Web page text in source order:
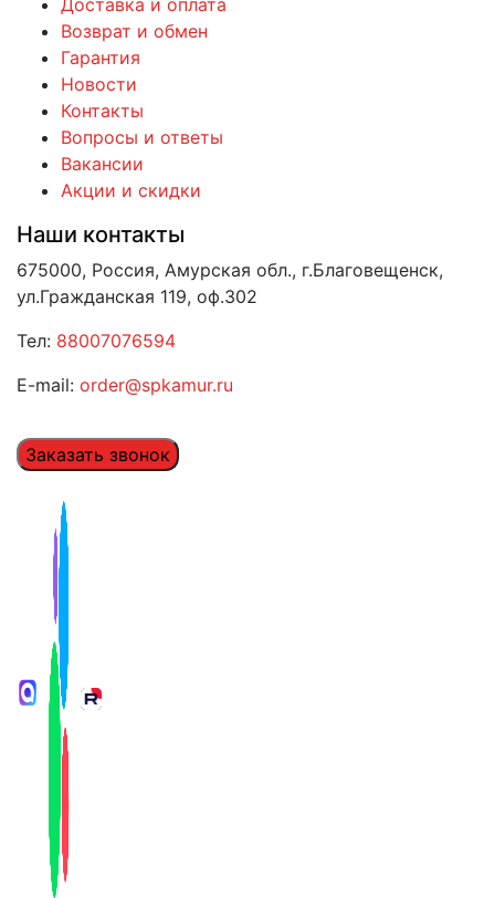
Доставка и оплата
Возврат и обмен
Гарантия
Новости
Контакты
Вопросы и ответы
Вакансии
Акции и скидки
Наши контакты
675000, Россия, Амурская обл., г.Благовещенск,
ул.Гражданская 119, оф.302
Тел: 88007076594
E-mail: order@spkamur.ru
Заказать звонок